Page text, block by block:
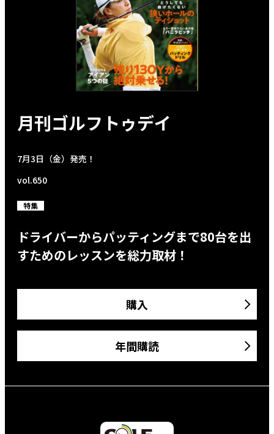
月刊ゴルフトゥデイ
7月3日（金）発売！
vol.650
特集
ドライバーからパッティングまで80台を出
すためのレッスンを総力取材！
購入
年間購読